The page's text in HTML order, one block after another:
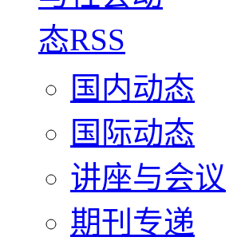
国内动态
国际动态
讲座与会议
期刊专递